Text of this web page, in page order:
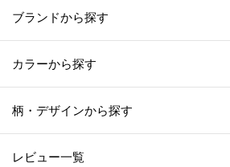
ブランドから探す
カラーから探す
柄・デザインから探す
レビュー一覧